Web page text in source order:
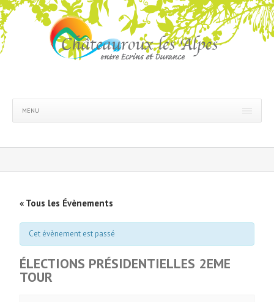
MENU
« Tous les Évènements
Cet évènement est passé
ÉLECTIONS PRÉSIDENTIELLES 2EME
TOUR